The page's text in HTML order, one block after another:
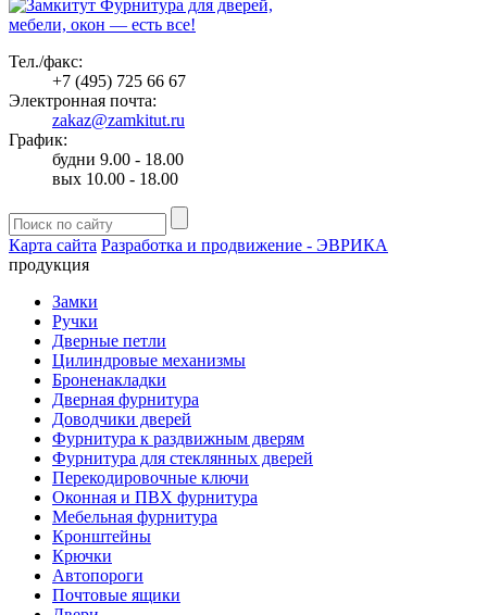
Фурнитура для дверей,
мебели, окон — есть все!
Тел./факс:
+7 (495) 725 66 67
Электронная почта:
zakaz@zamkitut.ru
График:
будни 9.00 - 18.00
вых 10.00 - 18.00
Карта сайта Разработка и продвижение - ЭВРИКА
продукция
Замки
Ручки
Дверные петли
Цилиндровые механизмы
Броненакладки
Дверная фурнитура
Доводчики дверей
Фурнитура к раздвижным дверям
Фурнитура для стеклянных дверей
Перекодировочные ключи
Оконная и ПВХ фурнитура
Мебельная фурнитура
Кронштейны
Крючки
Автопороги
Почтовые ящики